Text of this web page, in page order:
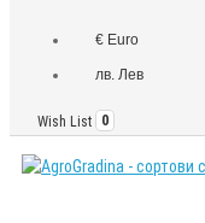
€ Euro
лв. Лев
Wish List 0